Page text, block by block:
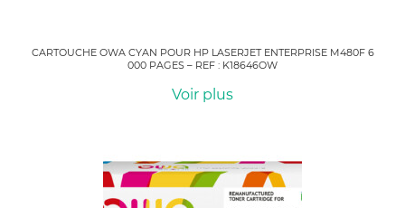
CARTOUCHE OWA CYAN POUR HP LASERJET ENTERPRISE M480F 6
000 PAGES – REF : K18646OW
Voir plus